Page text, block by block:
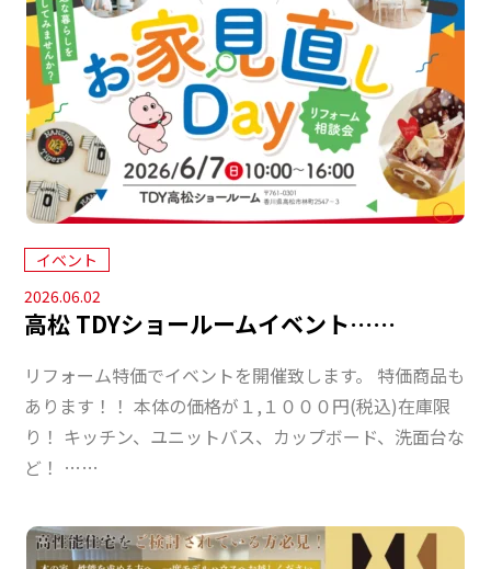
イベント
2026.06.02
高松 TDYショールームイベント……
リフォーム特価でイベントを開催致します。 特価商品も
あります！！ 本体の価格が１,１０００円(税込)在庫限
り！ キッチン、ユニットバス、カップボード、洗面台な
ど！ ……